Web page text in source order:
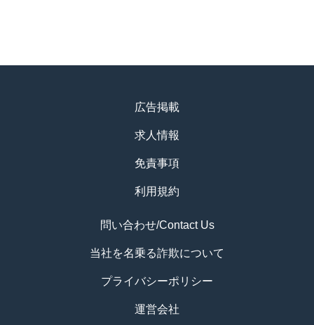
広告掲載
求人情報
免責事項
利用規約
問い合わせ/Contact Us
当社を名乗る詐欺について
プライバシーポリシー
運営会社